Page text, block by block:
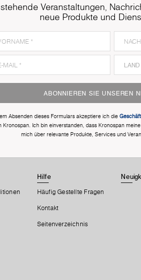
Veranstaltungen,
neue Produkte und
ABONNIEREN SIE UNSEREN
Absenden dieses Formulars akzeptiere ich die
Kronospan. Ich bin einverstanden, dass Kronospan
mich über relevante Produkte, Services und
Hilfe
Häufig Gestellte Fragen
Kontakt
Seitenverzeichnis